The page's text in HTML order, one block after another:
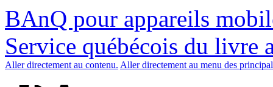
BAnQ pour appareils
Service québécois du livre
Aller directement au contenu. Aller directement au menu des